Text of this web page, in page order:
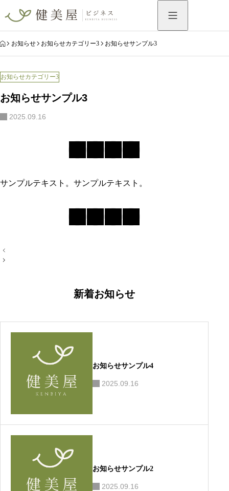
HOME
お知らせ お知らせカテゴリー3 お知らせサンプル3
お知らせカテゴリー3
お知らせサンプル3
2025.09.16
サンプルテキスト。サンプルテキスト。
投
稿
新着お知らせ
お知らせサンプル4
2025.09.16
お知らせサンプル2
2025.09.16